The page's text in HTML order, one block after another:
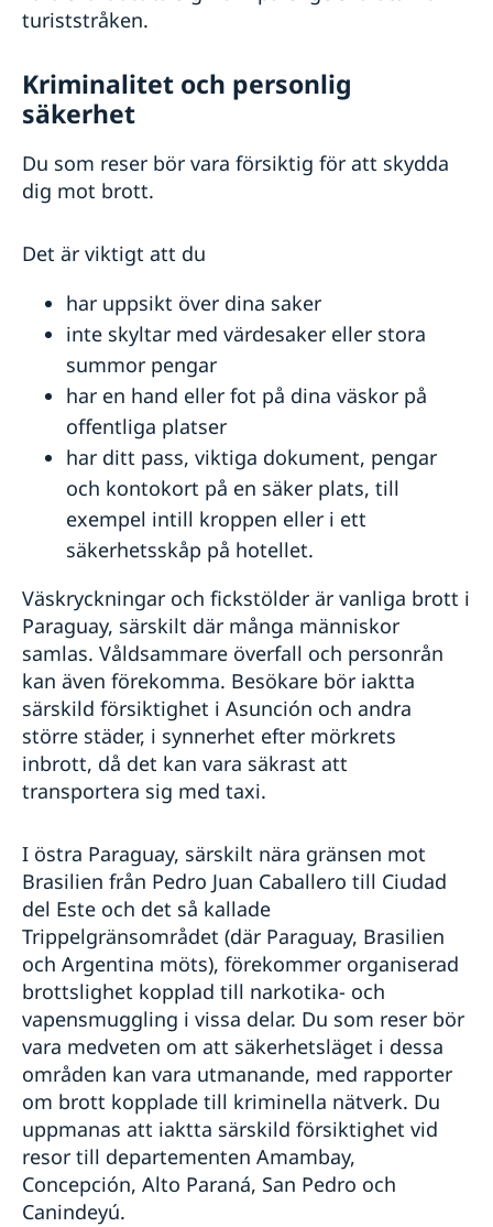
turiststråken.
Kriminalitet och personlig
säkerhet
Du som reser bör vara försiktig för att skydda
dig mot brott.
Det är viktigt att du
har uppsikt över dina saker
inte skyltar med värdesaker eller stora
summor pengar
har en hand eller fot på dina väskor på
offentliga platser
har ditt pass, viktiga dokument, pengar
och kontokort på en säker plats, till
exempel intill kroppen eller i ett
säkerhetsskåp på hotellet.
Väskryckningar och fickstölder är vanliga brott i
Paraguay, särskilt där många människor
samlas. Våldsammare överfall och personrån
kan även förekomma. Besökare bör iaktta
särskild försiktighet i Asunción och andra
större städer, i synnerhet efter mörkrets
inbrott, då det kan vara säkrast att
transportera sig med taxi.
I östra Paraguay, särskilt nära gränsen mot
Brasilien från Pedro Juan Caballero till Ciudad
del Este och det så kallade
Trippelgränsområdet (där Paraguay, Brasilien
och Argentina möts), förekommer organiserad
brottslighet kopplad till narkotika- och
vapensmuggling i vissa delar. Du som reser bör
vara medveten om att säkerhetsläget i dessa
områden kan vara utmanande, med rapporter
om brott kopplade till kriminella nätverk. Du
uppmanas att iaktta särskild försiktighet vid
resor till departementen Amambay,
Concepción, Alto Paraná, San Pedro och
Canindeyú.